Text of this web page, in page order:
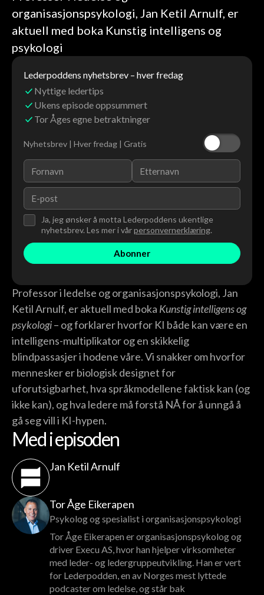
organisasjonspsykologi, Jan Ketil Arnulf, er
aktuell med boka Kunstig intelligens og
psykologi
Lederpoddens nyhetsbrev – hver fredag
Nyttige ledertips
Ukens episode oppsummert
Tor Åges egne betraktninger
Nyhetsbrev | Hver fredag | Gratis
Ja, jeg ønsker å motta Lederpoddens ukentlige
nyhetsbrev. Les mer i vårpersonvernerklæring.
Professor i ledelse og organisasjonspsykologi, Jan
Ketil Arnulf, er aktuell med boka Kunstig intelligens og
psykologi– og forklarer hvorfor KI både kan være en
intelligens-multiplikator og en skikkelig
blindpassasjer i hodene våre. Vi snakker om hvorfor
mennesker er biologisk designet for
uforutsigbarhet, hva språkmodellene faktisk kan (og
ikke kan), og hva ledere må forstå NÅ for å unngå å
gå seg vill i KI-hypen.
Med i episoden
Jan Ketil Arnulf
Tor Åge Eikerapen
Psykolog og spesialist i organisasjonspsykologi
Tor Åge Eikerapen er organisasjonspsykolog og
driver Execu AS, hvor han hjelper virksomheter
med leder- og ledergruppeutvikling. Han er vert
for Lederpodden, en av Norges mest lyttede
podcaster om ledelse, og står bak